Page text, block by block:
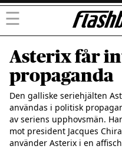
☰
Asterix får
propaganda
Den galliske seriehjälten
användas i politisk
av seriens upphovsmän.
mot president Jacques
använder Asterix i en